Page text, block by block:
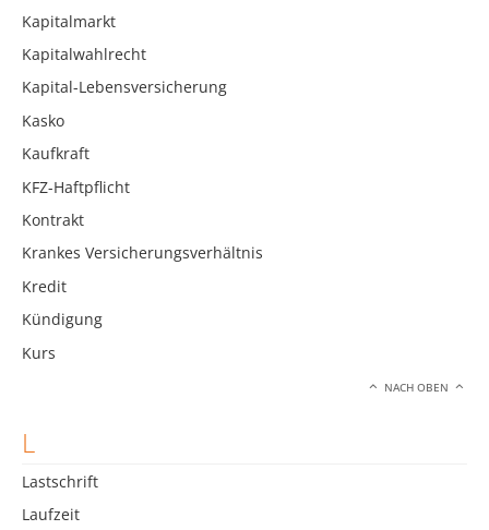
Kapitalmarkt
Kapitalwahlrecht
Kapital-Lebensversicherung
Kasko
Kaufkraft
KFZ-Haftpflicht
Kontrakt
Krankes Versicherungsverhältnis
Kredit
Kündigung
Kurs
NACH OBEN
L
Lastschrift
Laufzeit